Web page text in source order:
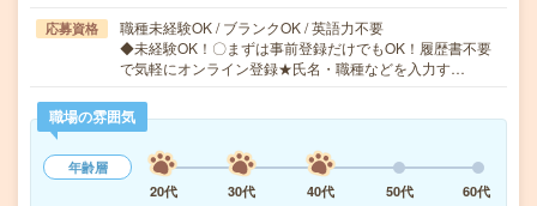
応募資格
職種未経験OK / ブランクOK / 英語力不要
◆未経験OK！〇まずは事前登録だけでもOK！履歴書不要
で気軽にオンライン登録★氏名・職種などを入力す…
職場の雰囲気
年齢層
20代
30代 40代 50代 60代